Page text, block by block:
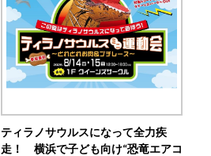
ティラノサウルスになって全力疾
走！ 横浜で子ども向け“恐竜エアコ